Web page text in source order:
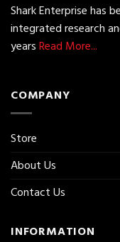
Shark Enterprise has
integrated research
yearsRead More...
COMPANY
Store
About Us
Contact Us
INFORMATION